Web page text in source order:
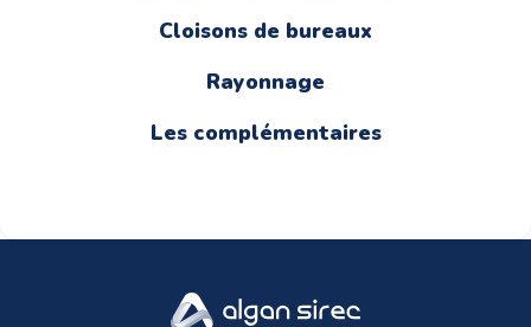
Cloisons de bureaux
Rayonnage
Les complémentaires